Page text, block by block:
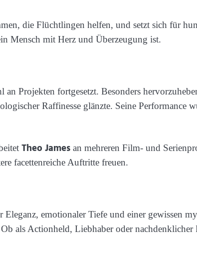
die Flüchtlingen helfen, und setzt sich für
Mensch mit Herz und Überzeugung ist.
Projekten fortgesetzt. Besonders
Raffinesse glänzte. Seine Performance
Theo James an mehreren Film- und
facettenreiche Auftritte freuen.
emotionaler Tiefe und einer gewissen
als Actionheld, Liebhaber oder